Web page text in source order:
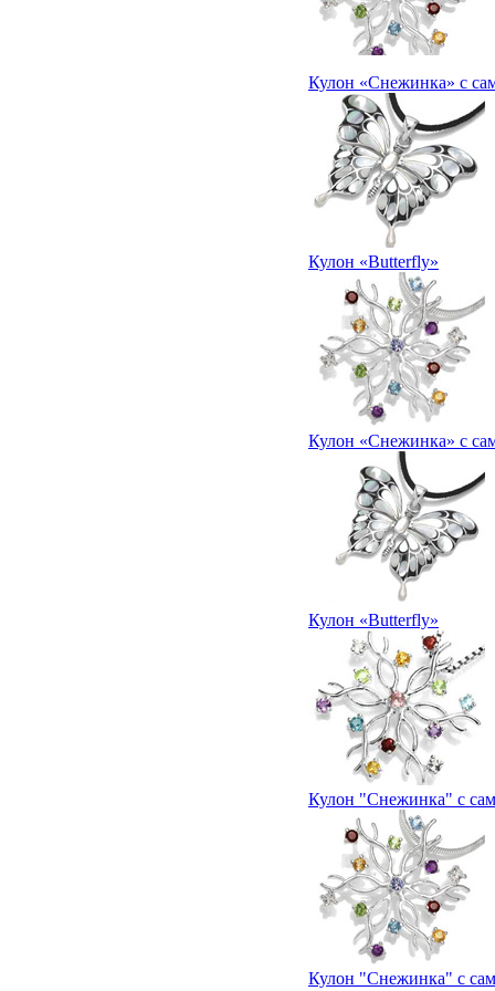
Кулон «Снежинка» с
Кулон «Butterfly»
Кулон «Снежинка» с
Кулон «Butterfly»
Кулон "Снежинка" с
Кулон "Снежинка" с